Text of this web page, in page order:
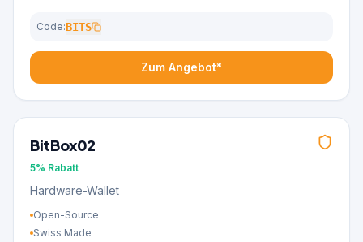
Code:BITS
Zum Angebot*
BitBox02
5% Rabatt
Hardware-Wallet
Open-Source
Swiss Made